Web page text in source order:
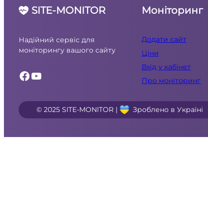
SITE-MONITOR
Надійний сервіс для
моніторингу вашого сайту
Facebook YouTube
Моніторинг
Додати сайт
Ціни
Вхід у кабінет
Про моніторинг
© 2025 SITE-MONITOR |
Зроблено в Україні